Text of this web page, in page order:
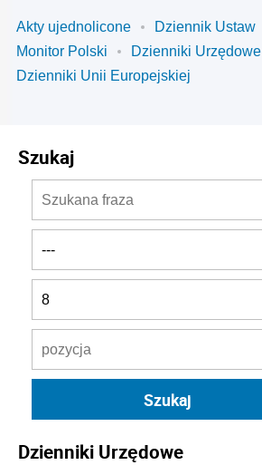
Akty ujednolicone
Dziennik Ustaw
Monitor Polski
Dzienniki Urzędowe
Dzienniki Unii Europejskiej
Szukaj
Dzienniki Urzędowe